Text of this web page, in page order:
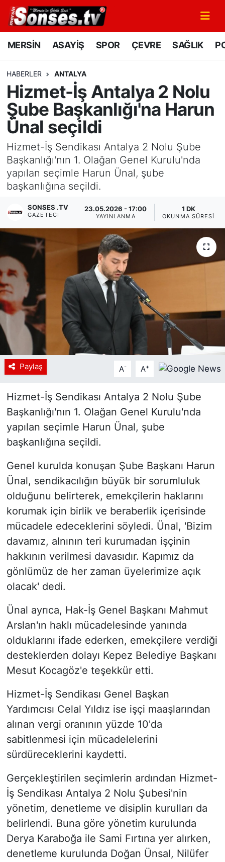
MERSİN ASAYİŞ SPOR ÇEVRE SAĞLIK
HABERLER ANTALYA
Hizmet-İş Antalya 2 Nolu
Şube Başkanlığı'na Harun
Ünal seçildi
Hizmet-İş Sendikası Antalya 2 Nolu Şube
Başkanlığı'nın 1. Olağan Genel Kurulu'nda
yapılan seçimle Harun Ünal, şube
başkanlığına seçildi.
SONSES .TV
GAZETECI
23.05.2026 - 17:00
YAYINLANMA
1 DK
OKUNMA SÜRESI
Paylaş A- A+
Hizmet-İş Sendikası Antalya 2 Nolu Şube
Başkanlığı'nın 1. Olağan Genel Kurulu'nda
yapılan seçimle Harun Ünal, şube
başkanlığına seçildi.
Genel kurulda konuşan Şube Başkanı Harun
Ünal, sendikacılığın büyük bir sorumluluk
olduğunu belirterek, emekçilerin haklarını
korumak için birlik ve beraberlik içerisinde
mücadele edeceklerini söyledi. Ünal, 'Bizim
davamız, alnının teri kurumadan işçinin
hakkının verilmesi davasıdır. Kapımız da
gönlümüz de her zaman üyelerimize açık
olacak' dedi.
Ünal ayrıca, Hak-İş Genel Başkanı Mahmut
Arslan'ın haklı mücadelesinde yanında
olduklarını ifade ederken, emekçilere verdiği
desteklerden dolayı Kepez Belediye Başkanı
Mesut Kocagöz'e teşekkür etti.
Hizmet-İş Sendikası Genel Başkan
Yardımcısı Celal Yıldız ise işçi maaşlarından
alınan vergi oranının yüzde 10'da
sabitlenmesi için mücadelelerini
sürdüreceklerini kaydetti.
Gerçekleştirilen seçimlerin ardından Hizmet-
İş Sendikası Antalya 2 Nolu Şubesi'nin
yönetim, denetleme ve disiplin kurulları da
belirlendi. Buna göre yönetim kurulunda
Derya Karaboğa ile Sami Fırtına yer alırken,
denetleme kurulunda Doğan Ünsal, Nilüfer
MERSİN
SPOR
GÜNÜN MANŞETİ
DÜNYA
KÜLTÜR - SANAT
MAGAZİN
SAĞLIK
Siyaset
YEREL HABER
Haberde insan
Tanıtım
Mersin Nöbetçi Eczaneler
Mersin Namaz Vakitleri
Mersin Trafik Yoğunluk Haritası
Süper Lig Puan Durumu ve Fikstür
Tüm Manşetler
Son Dakika Haberleri
Haber Arşivi